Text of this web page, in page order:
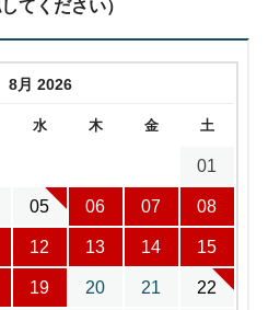
てください）
8月 2026
水 木 金 土
01
05 06 07 08
12 13 14 15
19 20 21 22